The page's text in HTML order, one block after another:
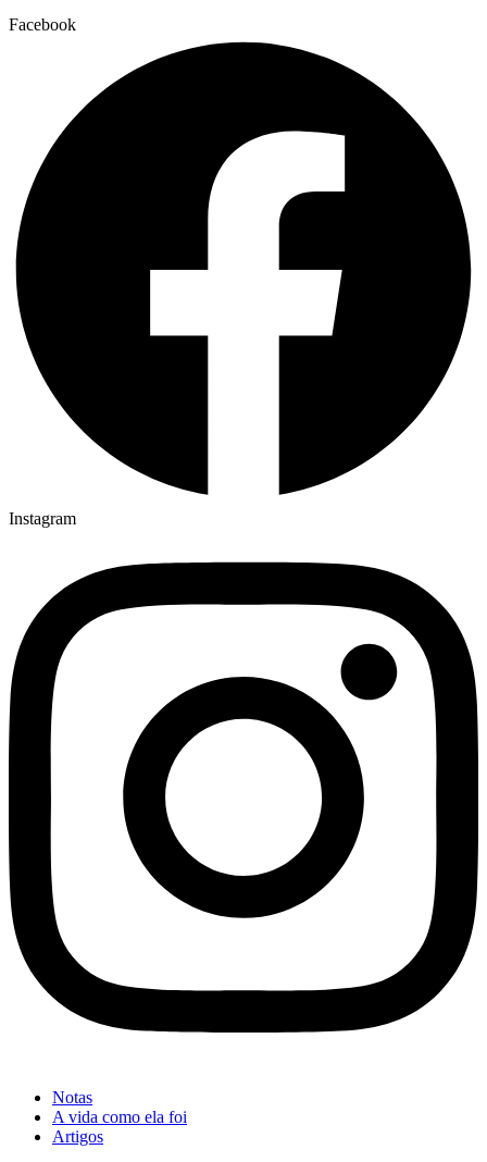
Facebook
Instagram
Notas
A vida como ela foi
Artigos